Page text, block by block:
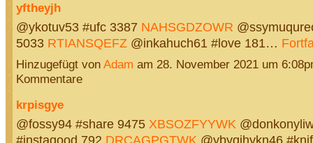
yftheyjh
@ykotuv53 #ufc 3387 NAHSGDZOWR
5033 RTIANSQEFZ@inkahuch61 #love 181…
Hinzugefügt von Adam am 28. November 2021 um
Kommentare
krpisgye
@fossy94 #share 9475 XBSOZFYYWK
#instagood 792 DRCAGPGTWK@ybygihykn46